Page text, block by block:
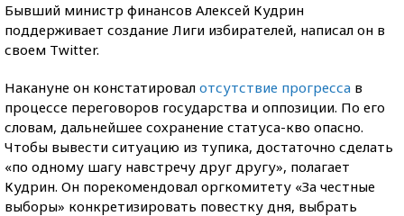
Бывший министр финансов Алексей Кудрин
поддерживает создание Лиги избирателей, написал он в
своем Twitter.
Накануне он констатировал отсутствие прогресса в
процессе переговоров государства и оппозиции. По его
словам, дальнейшее сохранение статуса-кво опасно.
Чтобы вывести ситуацию из тупика, достаточно сделать
«по одному шагу навстречу друг другу», полагает
Кудрин. Он порекомендовал оргкомитету «За честные
выборы» конкретизировать повестку дня, выбрать